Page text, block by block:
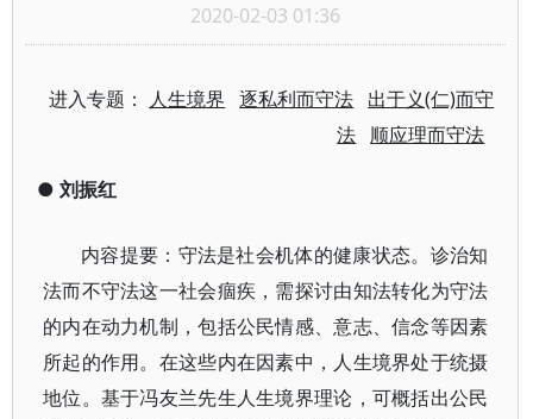
2020-02-03 01:36
进入专题： 人生境界 逐私利而守法 出于义(仁)而守
法 顺应理而守法
● 刘振红
内容提要：守法是社会机体的健康状态。诊治知
法而不守法这一社会痼疾，需探讨由知法转化为守法
的内在动力机制，包括公民情感、意志、信念等因素
所起的作用。在这些内在因素中，人生境界处于统摄
地位。基于冯友兰先生人生境界理论，可概括出公民